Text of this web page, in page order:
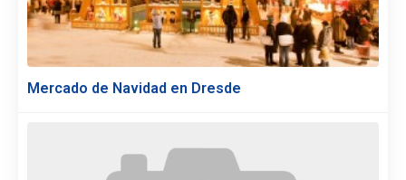
Mercado de Navidad en Dresde